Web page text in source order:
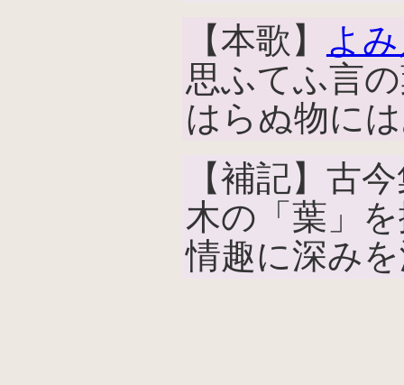
【本歌】
よ
思ふてふ言
はらぬ物に
【補記】古
木の「葉」
情趣に深み